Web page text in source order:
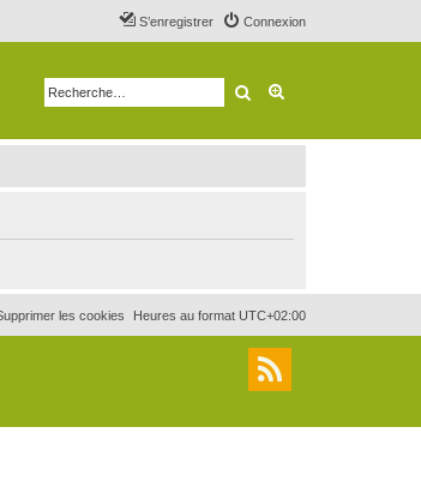
Connexion
S’enregistrer
Rechercher
Heures au format UTC+02:00
les cookies